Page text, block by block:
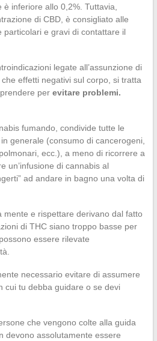
inferiore allo 0,2%. Tuttavia,
di CBD, è consigliato alle
particolari e gravi di contattare il
legate all’assunzione di
effetti negativi sul corpo, si tratta
per evitare problemi.
fumando, condivide tutte le
generale (consumo di cancerogeni,
ecc.), a meno di ricorrere a
un’infusione di cannabis al
ad andare in bagno una volta di
mente e rispettare derivano dal fatto
di THC siano troppo basse per
essere rilevate
necessario evitare di assumere
cui tu debba guidare o se devi
che vengono colte alla guida
devono assolutamente essere